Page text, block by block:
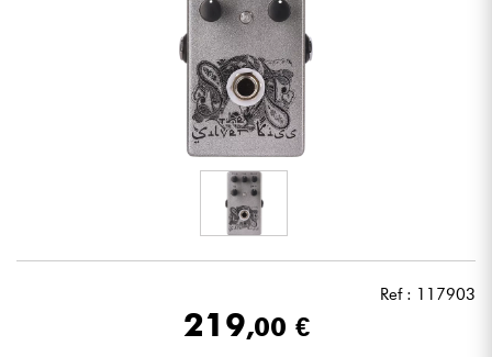
Sintetizadores & samplers
Ref : 117903
219,00 €